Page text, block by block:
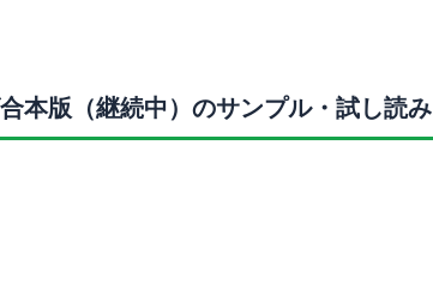
本版（継続中）のサンプル・試し読み